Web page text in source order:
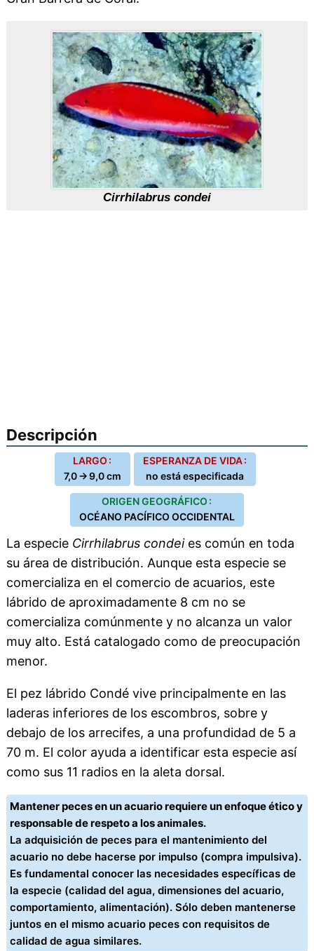
Cirrhilabrus condei
Descripción
LARGO :
7,0 → 9,0 cm
ESPERANZA DE VIDA :
no está especificada
ORIGEN GEOGRÁFICO :
OCÉANO PACÍFICO OCCIDENTAL
La especie Cirrhilabrus condeies común en toda
su área de distribución. Aunque esta especie se
comercializa en el comercio de acuarios, este
lábrido de aproximadamente 8 cm no se
comercializa comúnmente y no alcanza un valor
muy alto. Está catalogado como de preocupación
menor.
El pez lábrido Condé vive principalmente en las
laderas inferiores de los escombros, sobre y
debajo de los arrecifes, a una profundidad de 5 a
70 m. El color ayuda a identificar esta especie así
como sus 11 radios en la aleta dorsal.
Mantener peces en un acuario requiere un enfoque ético y
responsable de respeto a los animales.
La adquisición de peces para el mantenimiento del
acuario no debe hacerse por impulso (compra impulsiva).
Es fundamental conocer las necesidades específicas de
la especie (calidad del agua, dimensiones del acuario,
comportamiento, alimentación). Sólo deben mantenerse
juntos en el mismo acuario peces con requisitos de
calidad de agua similares.